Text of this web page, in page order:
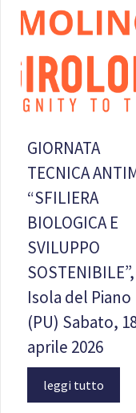
GIORNATA
TECNICA
“SFILIERA
BIOLOGICA E
SVILUPPO
SOSTENIBILE”,
Isola del Piano
(PU) Sabato,
aprile 2026
leggi tutto